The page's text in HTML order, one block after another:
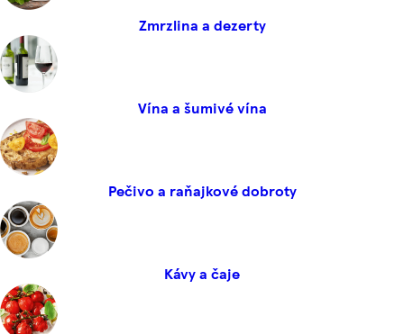
Zmrzlina a dezerty
Vína a šumivé vína
Pečivo a raňajkové dobroty
Kávy a čaje